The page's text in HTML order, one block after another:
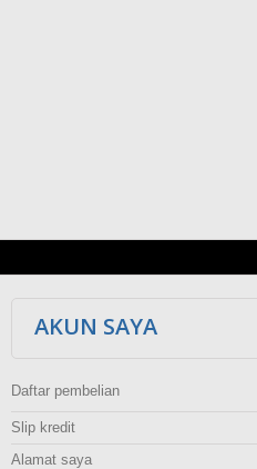
AKUN SAYA
Daftar pembelian
Slip kredit
Alamat saya